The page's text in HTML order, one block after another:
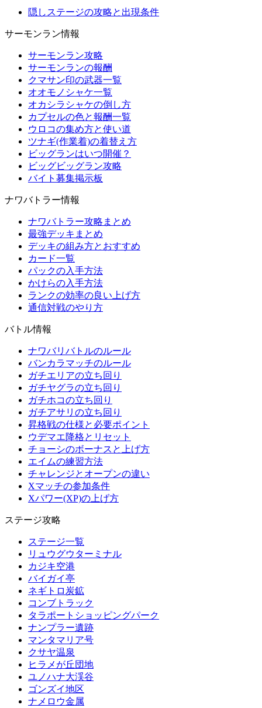
隠しステージの攻略と出現条件
サーモンラン情報
サーモンラン攻略
サーモンランの報酬
クマサン印の武器一覧
オオモノシャケ一覧
オカシラシャケの倒し方
カプセルの色と報酬一覧
ウロコの集め方と使い道
ツナギ(作業着)の着替え方
ビッグランはいつ開催？
ビッグビッグラン攻略
バイト募集掲示板
ナワバトラー情報
ナワバトラー攻略まとめ
最強デッキまとめ
デッキの組み方とおすすめ
カード一覧
パックの入手方法
かけらの入手方法
ランクの効率の良い上げ方
通信対戦のやり方
バトル情報
ナワバリバトルのルール
バンカラマッチのルール
ガチエリアの立ち回り
ガチヤグラの立ち回り
ガチホコの立ち回り
ガチアサリの立ち回り
昇格戦の仕様と必要ポイント
ウデマエ降格とリセット
チョーシのボーナスと上げ方
エイムの練習方法
チャレンジとオープンの違い
Xマッチの参加条件
Xパワー(XP)の上げ方
ステージ攻略
ステージ一覧
リュウグウターミナル
カジキ空港
バイガイ亭
ネギトロ炭鉱
コンブトラック
タラポートショッピングパーク
ナンプラー遺跡
マンタマリア号
クサヤ温泉
ヒラメが丘団地
ユノハナ大渓谷
ゴンズイ地区
ナメロウ金属